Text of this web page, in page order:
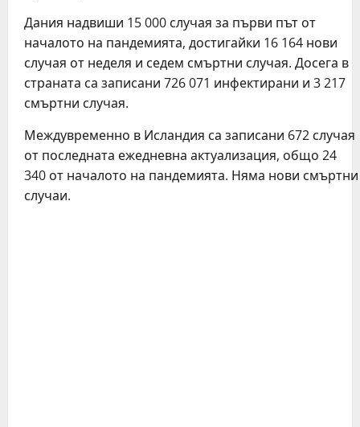
Дания надвиши 15 000 случая за първи път от
началото на пандемията, достигайки 16 164 нови
случая от неделя и седем смъртни случая. Досега в
страната са записани 726 071 инфектирани и 3 217
смъртни случая.
Междувременно в Исландия са записани 672 случая
от последната ежедневна актуализация, общо 24
340 от началото на пандемията. Няма нови смъртни
случаи.